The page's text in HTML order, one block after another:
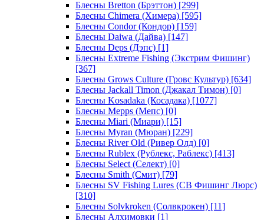
Блесны Bretton (Брэттон) [299]
Блесны Chimera (Химера) [595]
Блесны Condor (Кондор) [159]
Блесны Daiwa (Дайва) [147]
Блесны Deps (Дэпс) [1]
Блесны Extreme Fishing (Экстрим Фишинг)
[367]
Блесны Grows Culture (Гровс Культур) [634]
Блесны Jackall Timon (Джакал Тимон) [0]
Блесны Kosadaka (Косадака) [1077]
Блесны Mepps (Мепс) [0]
Блесны Miari (Миари) [15]
Блесны Myran (Мюран) [229]
Блесны River Old (Ривер Олд) [0]
Блесны Rublex (Рублекс, Раблекс) [413]
Блесны Select (Селект) [0]
Блесны Smith (Смит) [79]
Блесны SV Fishing Lures (СВ Фишинг Люрс)
[310]
Блесны Solvkroken (Солвкрокен) [11]
Блесны Алхимовки [1]